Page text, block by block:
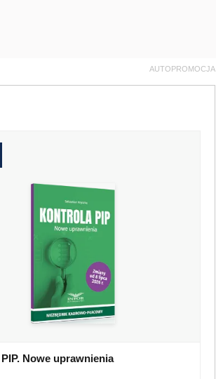
AUTOPROMOCJA
Nowe uprawnienia